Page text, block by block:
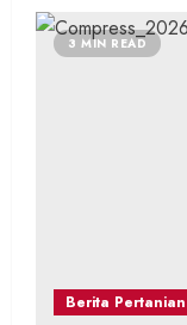
3 MIN READ
Berita Pertanian